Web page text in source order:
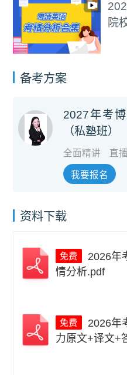
2023-
院校考
备考方案
2027年考
（私塾班）
全面精讲 直
我要报名
资料下载
情分析.pdf
力原文+译文+